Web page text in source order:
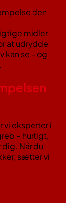
den
midler
at udrydde
kan se – og
vi eksperter i
– hurtigt,
Når du
sætter vi